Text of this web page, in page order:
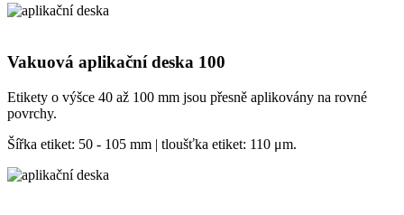
Vakuová aplikační deska 100
Etikety o výšce 40 až 100 mm jsou přesně aplikovány na rovné
povrchy.
Šířka etiket: 50 - 105 mm | tloušťka etiket: 110 μm.